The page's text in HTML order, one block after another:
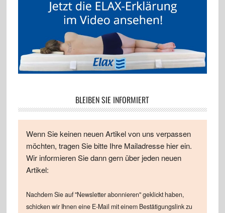
BLEIBEN SIE INFORMIERT
Wenn Sie keinen neuen Artikel von uns verpassen
möchten, tragen Sie bitte Ihre Mailadresse hier ein.
Wir informieren Sie dann gern über jeden neuen
Artikel:
Nachdem Sie auf "Newsletter abonnieren" geklickt haben,
schicken wir Ihnen eine E-Mail mit einem Bestätigungslink zu